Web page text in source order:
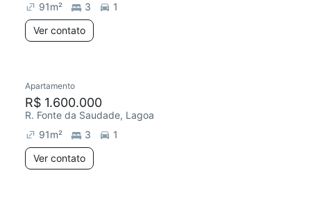
91m² 3
1
Ver contato
Apartamento
R$ 1.600.000
R. Fonte da Saudade, Lagoa
91m² 3
1
Ver contato